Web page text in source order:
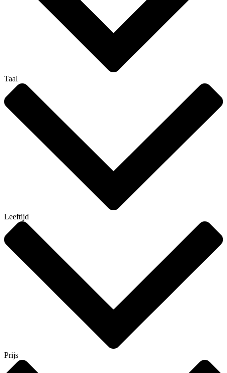
Taal
Leeftijd
Prijs